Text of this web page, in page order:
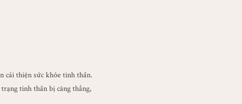
cải thiện sức khỏe tinh thần.
tinh thần bị căng thẳng,